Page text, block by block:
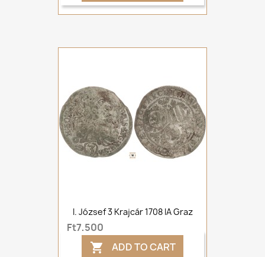
I. József 3 Krajcár 1708 IA Graz
Ft7,500
 ADD TO CART